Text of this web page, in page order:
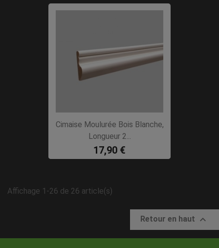
Cimaise Moulurée Bois Blanche,
Longueur 2...
17,90 €
Affichage 1-26 de 26 article(s)
Retour en haut 